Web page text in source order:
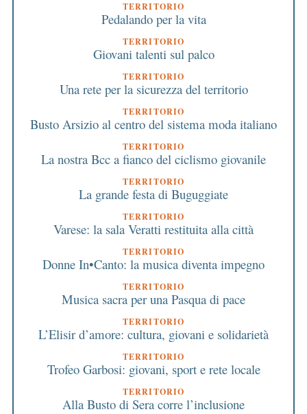
TERRITORIO
Pedalando per la vita
TERRITORIO
Giovani talenti sul palco
TERRITORIO
Una rete per la sicurezza del territorio
TERRITORIO
Busto Arsizio al centro del sistema moda italiano
TERRITORIO
La nostra Bcc a fianco del ciclismo giovanile
TERRITORIO
La grande festa di Buguggiate
TERRITORIO
Varese: la sala Veratti restituita alla città
TERRITORIO
Donne In•Canto: la musica diventa impegno
TERRITORIO
Musica sacra per una Pasqua di pace
TERRITORIO
L’Elisir d’amore: cultura, giovani e solidarietà
TERRITORIO
Trofeo Garbosi: giovani, sport e rete locale
TERRITORIO
Alla Busto di Sera corre l’inclusione